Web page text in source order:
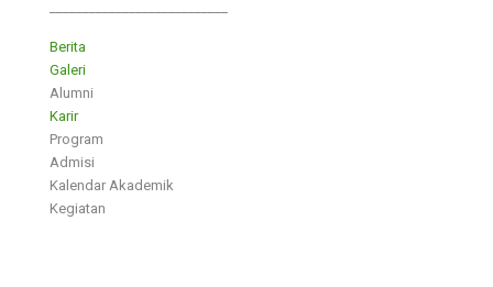
Berita
Galeri
Alumni
Karir
Program
Admisi
Kalendar Akademik
Kegiatan